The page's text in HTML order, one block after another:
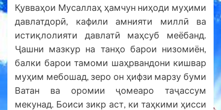
Қувваҳои Мусаллаҳ ҳамчун ниҳоди муҳими
давлатдорӣ, кафили амнияти миллӣ ва
истиқлолияти давлатӣ маҳсуб меёбанд.
Ҷашни мазкур на танҳо барои низомиён,
балки барои тамоми шаҳрвандони кишвар
муҳим мебошад, зеро он ҳифзи марзу буми
Ватан ва оромии ҷомеаро таҷассум
мекунад. Боиси зикр аст, ки таҳкими ҳисси